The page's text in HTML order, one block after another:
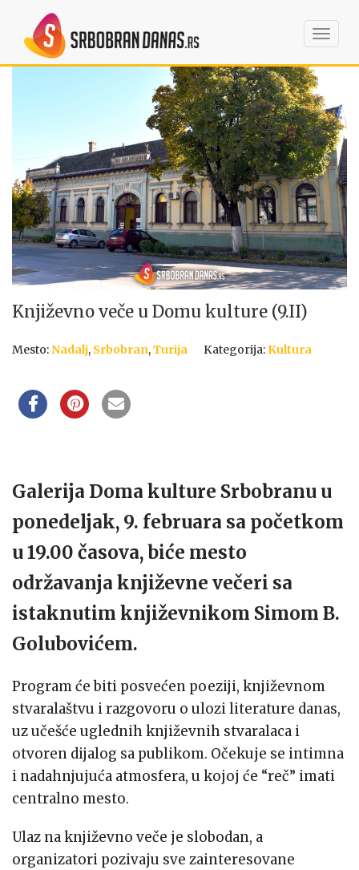
Književno veče u Domu kulture (9.II)
Mesto:Nadalj, Srbobran,Turija Kategorija: Kultura
Galerija Doma kulture Srbobranu u
ponedeljak, 9. februara sa početkom
u 19.00 časova, biće mesto
održavanja književne večeri sa
istaknutim književnikom Simom B.
Golubovićem.
Program će biti posvećen poeziji, književnom
stvaralaštvu i razgovoru o ulozi literature danas,
uz učešće uglednih književnih stvaralaca i
otvoren dijalog sa publikom. Očekuje se intimna
i nadahnjujuća atmosfera, u kojoj će “reč” imati
centralno mesto.
Ulaz na književno veče je slobodan, a
organizatori pozivaju sve zainteresovane